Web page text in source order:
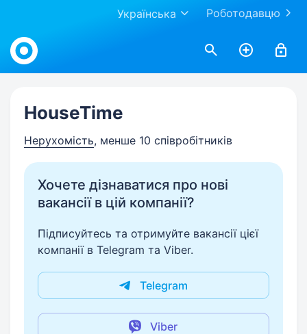
Роботодавцю
Українська
Work.ua
HouseTime
Нерухомість, менше 10 співробітників
Хочете дізнаватися про нові
вакансії в цій компанії?
Підписуйтесь та отримуйте вакансії цієї
компанії в Telegram та Viber.
Telegram
Viber